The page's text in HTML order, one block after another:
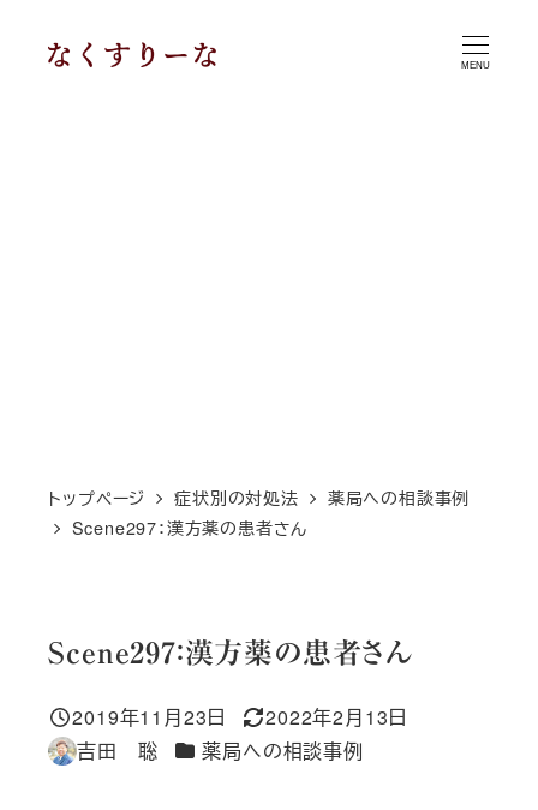
MENU
トップページ 症状別の対処法
薬局への相談事例
Scene297：漢方薬の患者さん
Scene297：漢方薬の患者さん
投稿日
2019年11月23日
更新日
2022年2月13日
著
吉田 聡 カテゴリー
薬局への相談事例